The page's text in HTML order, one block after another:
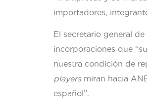
importadores,
El secretario general
incorporaciones que
nuestra condición de
playersmiran hacia
español”.